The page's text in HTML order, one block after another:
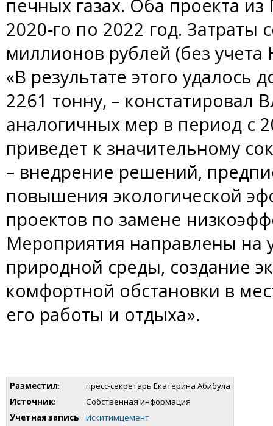
печных газах. Оба проекта
2020-го по 2022 год. Затраты
миллионов рублей (без учета
«В результате этого удалось
2261 тонну, – констатировал
аналогичных мер в период с
приведет к значительному
– внедрение решений,
повышения экологической
проектов по замене
Мероприятия направлены на
природной среды, создание
комфортной обстановки в
его работы и отдыха».
Разместил:
пресс-секретарь Екатерина Абибула
Источник:
Собственная информация
Учетная запись: Искитимцемент